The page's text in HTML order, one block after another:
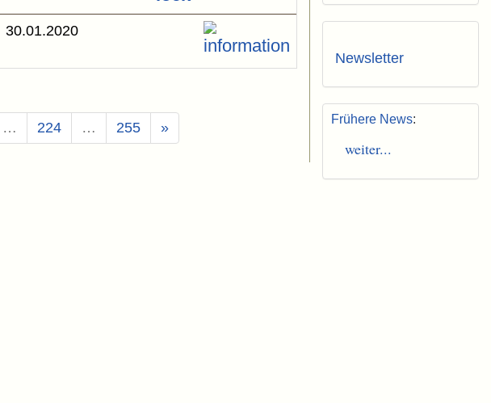
30.01.2020
… 224 … 255 »
Newsletter
Frühere News:
weiter...